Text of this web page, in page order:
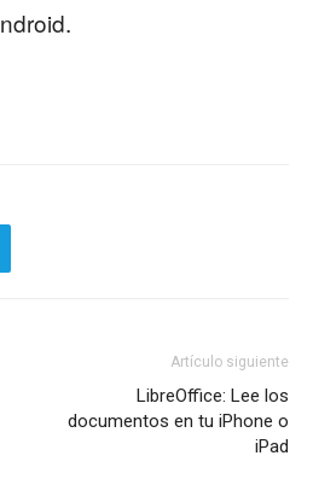
Artículo siguiente
LibreOffice: Lee los
documentos en tu iPhone o
iPad